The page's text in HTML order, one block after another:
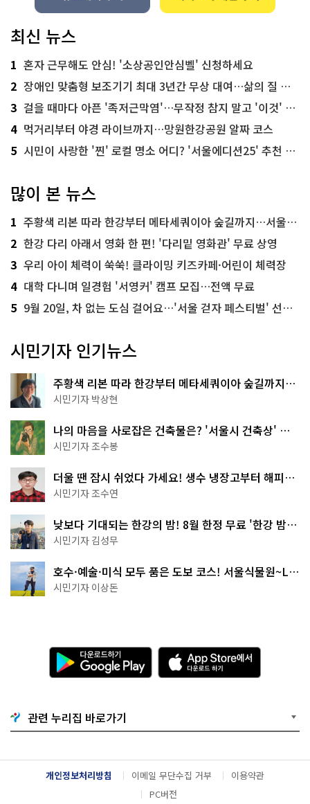
최신 뉴스
1 혼자 근무해도 안심! '소상공인안심벨' 신청하세요
2 장애인 맞춤형 보조기기 최대 3년간 무상 대여…삶의 질 높인다
3 걸을 때마다 아픈 '족저근막염'…무작정 참지 말고 '이것' 해보세요!
4 먹거리부터 야경 라이브까지…망원한강공원 알짜 코스
5 시민이 사랑한 '찐' 로컬 명소 어디? '서울에디션25' 추천 코스
많이 본 뉴스
1 주황색 리본 따라 한강부터 메타세쿼이아 숲길까지…서울둘레길 15코스
2 한강 다리 아래서 영화 한 편! '다리밑 영화관' 무료 상영
3 우리 아이 체력이 쑥쑥! 클라이밍 키즈카페·어린이 체력장
4 대학 다니며 일경험 '서영커' 캠프 모집…전액 무료
5 9월 20일, 차 없는 도심 걸어요…'서울 걷자 페스티벌' 선착순 5천명
시민기자 인기뉴스
주황색 리본 따라 한강부터 메타세쿼이아 숲길까지…
서울둘레길 15코스
시민기자 박상현
나의 마음을 사로잡은 건축물은? '서울시 건축상' 수
상작 공개!
시민기자 조수봉
더울 땐 잠시 쉬었다 가세요! 생수 냉장고부터 해피소
·무더위쉼터까지
시민기자 조수연
낮보다 기대되는 한강의 밤! 8월 한정 무료 '한강 밤
핑' 예약은?
시민기자 김성무
호수·예술·미식 모두 품은 도보 코스! 서울식물원~LG
아트센터~마곡테라스거리
시민기자 이상돈
다
운
로
기
G
o
g
l
e
A
p
p
e
서
다
운
관련 누리집 바로가기
개인정보처리방침 이메일 무단수집 거부
이용약관
PC버전